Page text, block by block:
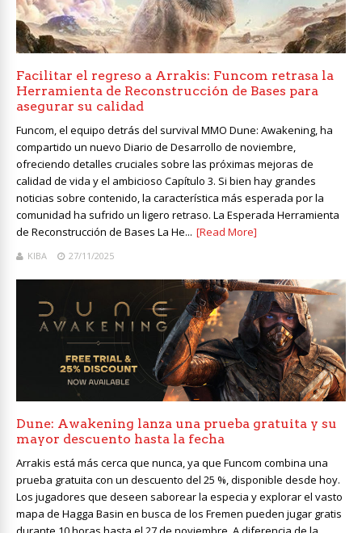
Facilitar el regreso a Arrakis: Funcom retrasa la
Herramienta de Reconstrucción de Bases para
asegurar su calidad
Funcom, el equipo detrás del survival MMO Dune: Awakening, ha
compartido un nuevo Diario de Desarrollo de noviembre,
ofreciendo detalles cruciales sobre las próximas mejoras de
calidad de vida y el ambicioso Capítulo 3. Si bien hay grandes
noticias sobre contenido, la característica más esperada por la
comunidad ha sufrido un ligero retraso. La Esperada Herramienta
de Reconstrucción de Bases La He... [Read More]
KIBA 27/11/2025
Dune: Awakening lanza una prueba gratuita y su
mayor descuento hasta la fecha
Arrakis está más cerca que nunca, ya que Funcom combina una
prueba gratuita con un descuento del 25 %, disponible desde hoy.
Los jugadores que deseen saborear la especia y explorar el vasto
mapa de Hagga Basin en busca de los Fremen pueden jugar gratis